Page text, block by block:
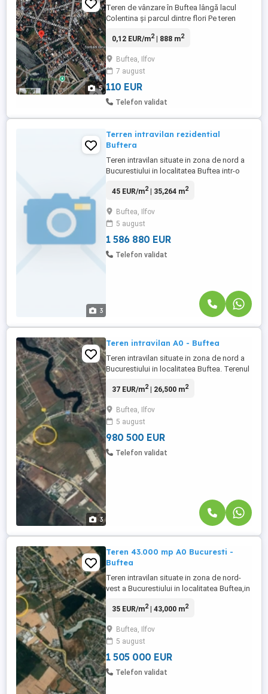
5
Teren de vânzare în Buftea lângă lacul
Colentina și parcul dintre flori Pe teren
electrică și la canal gazele sănt la colțul
euro mp
0,12 EUR/m2| 888 m2
Buftea, Ilfov
7 august
110 EUR
Telefon validat
3
Terren intravilan rezidential
Buftera
Teren intravilan situate in zona de nord a
Bucurestiului in localitatea Buftea intr-o
deschidere la lac. reprezinta o
dezvoltarea unui cartier rezidential intr-un
cadru natural unic.Zona ofera un mediu
relaxant, departe de ...
45 EUR/m2| 35,264 m2
Buftea, Ilfov
5 august
1 586 880 EUR
Telefon validat
3
Teren intravilan A0 - Buftea
Teren intravilan situate in zona de nord a
Bucurestiului in localitatea Buftea. Terenul
rutier autostrada A 0 – DN7 – Bucuresti –
toat zonele cheie ale capitalei si a
localitatilor limitrofe. Suprafata teren
26.500 mp ...
37 EUR/m2| 26,500 m2
Buftea, Ilfov
5 august
980 500 EUR
Telefon validat
Teren 43.000 mp A0 Bucuresti -
Buftea
Teren intravilan situate in zona de nord-
vest a Bucurestiului in localitatea Buftea,in
reprezinta o oportunitate de investitie in
din regiune si al cresterii atractivitatii
economice a zonei.Datorita accesului ...
35 EUR/m2| 43,000 m2
Buftea, Ilfov
5 august
1 505 000 EUR
Telefon validat